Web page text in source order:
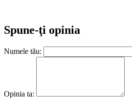
Spune-ţi opinia
Numele tău:
Opinia ta: